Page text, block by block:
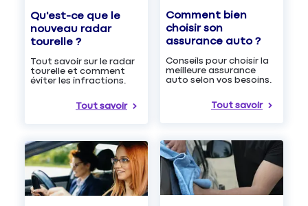
Qu'est-ce que le
nouveau radar
tourelle ?
Tout savoir sur le radar
tourelle et comment
éviter les infractions.
Tout savoir
Comment bien
choisir son
assurance auto ?
Conseils pour choisir la
meilleure assurance
auto selon vos besoins.
Tout savoir